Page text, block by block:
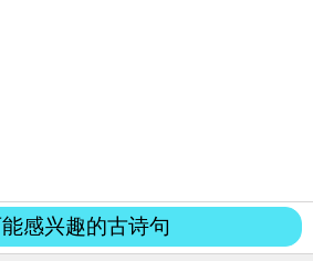
感兴趣的古诗句